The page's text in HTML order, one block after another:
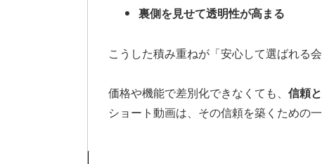
裏側を見せて透明性が高まる
こうした積み重ねが「安心して選ばれる
価格や機能で差別化できなくても、 信頼
ショート動画は、その信頼を築くための